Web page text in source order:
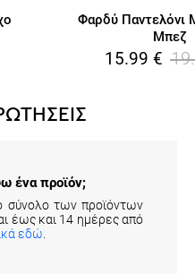
Μπεζ
€
των προϊόντων
έως και 14 ημέρες από
εδώ.